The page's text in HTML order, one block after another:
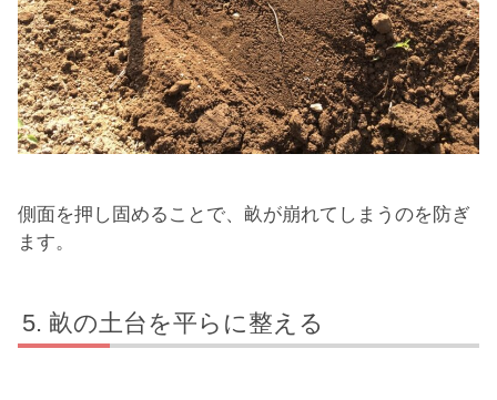
側面を押し固めることで、畝が崩れてしまうのを防ぎ
ます。
畝の土台を平らに整える